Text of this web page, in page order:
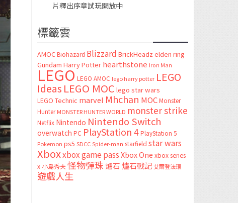
片釋出序章試玩開放中
標籤雲
AMOC Biohazard Blizzard BrickHeadz elden ring
Gundam Harry Potter hearthstone Iron Man
LEGO LEGO AMOC lego harry potter LEGO
Ideas LEGO MOC lego star wars
LEGO Technic marvel Mhchan MOC Monster
Hunter MONSTER HUNTER WORLD monster strike
Netflix Nintendo Nintendo Switch
overwatch PC PlayStation 4 PlayStation 5
Pokemon ps5 SDCC Spider-man starfield star wars
Xboxxbox game passXbox One xbox series
x 小島秀夫怪物彈珠 爐石 爐石戰記艾爾登法環
遊戲人生